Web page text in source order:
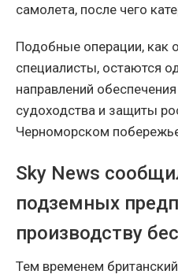
самолета, после чего
Подобные операции, как
специалисты, остаются
направлений
судоходства и защиты
Черноморском
Sky News
подземных
производству
Тем временем